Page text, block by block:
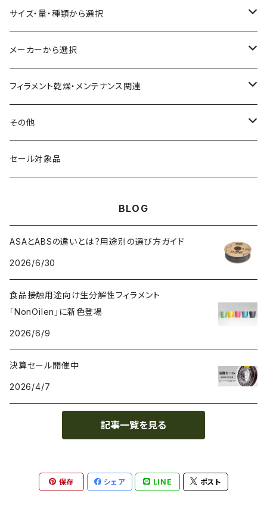
ASA（アクリル・スチレン・アクリロニトリル）
CA（セルロース アセテート）
CPE（コポリエステル）
HIPS（スチレン系樹脂）
HTPLA
PC（ポリカーボネート）
PCTG
PEEK（ポリエーテル・エーテルケトン）
PET（ポリエチレン・テレフタラート）
食品対応
導電性
磁性
絶縁性
静電気放電（ESD）
抗菌
耐衝撃性
サイズ・量・種類から選択
お試し用少量サンプル
フィラメント径：1.75mm
フィラメント径：2.85mm
スプール単位
レジン（液体樹脂）
メーカーから選択
3D BROOKLYN
3DFuel
3DLAC
add:north
BASF
Copper3D
フィラメント乾燥・メンテナンス関連
フィラメント乾燥機
クリーニング
その他
交換用スプール
造形台用シート・フィルム
特殊加工
セール対象品
BLOG
ASAとABSの違いとは？用途別の選び方ガイド
2026/6/30
食品接触用途向け生分解性フィラメント
「NonOilen」に新色登場
2026/6/9
決算セール開催中
2026/4/7
記事一覧を見る
保存 シェア LINE ポスト